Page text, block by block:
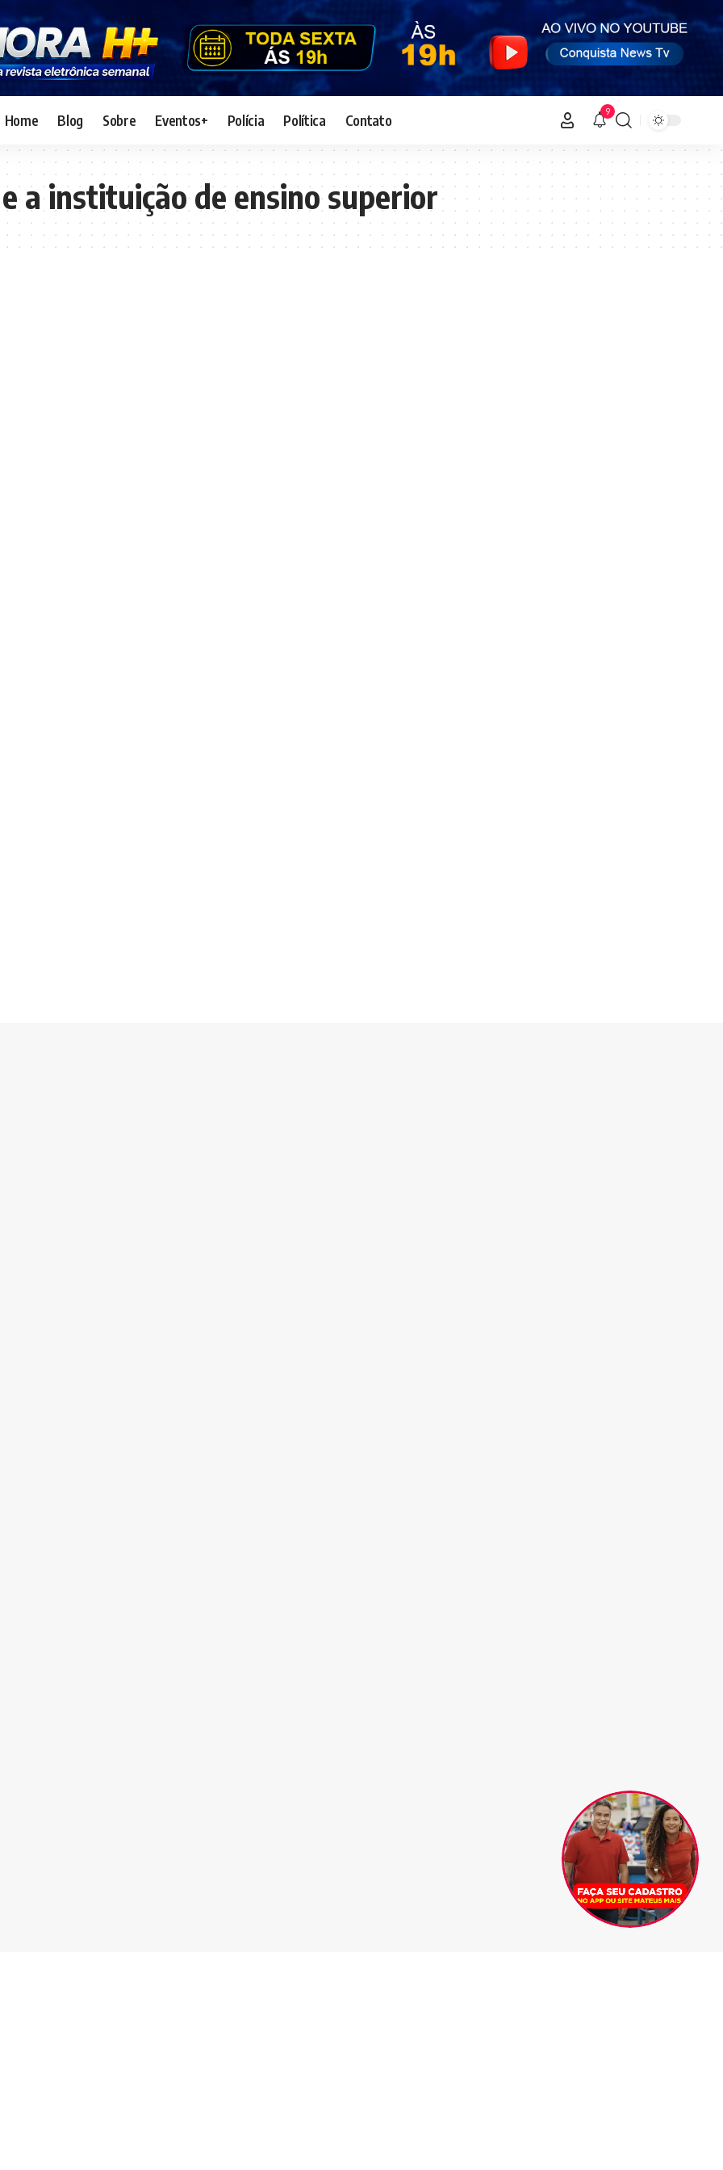
Home Blog Sobre Eventos+ Polícia Política Contato 9
a instituição de ensino superior